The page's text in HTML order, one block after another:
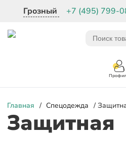
Грозный +7 (495) 799-
Главная / Спецодежда /
Защитная